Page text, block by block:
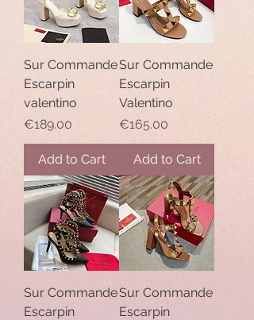
Sur Commande
Escarpin
valentino
Price
€189.00
Add to Cart
Sur Commande
Escarpin
Valentino
Price
€165.00
Add to Cart
Sur Commande
Escarpin
Sur Commande
Escarpin